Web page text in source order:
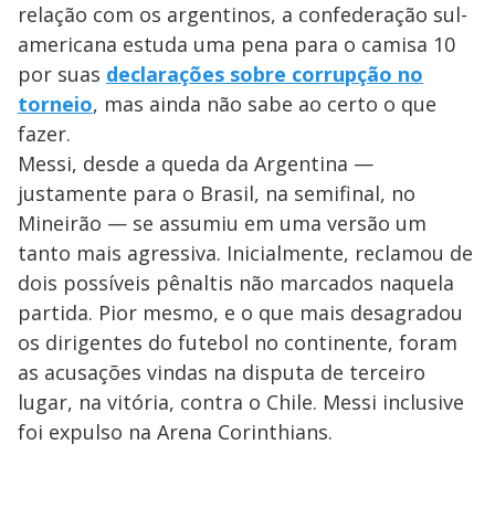
relação com os argentinos, a confederação sul-
americana estuda uma pena para o camisa 10
por suas declarações sobre corrupção no
torneio, mas ainda não sabe ao certo o que
fazer.
Messi, desde a queda da Argentina —
justamente para o Brasil, na semifinal, no
Mineirão — se assumiu em uma versão um
tanto mais agressiva. Inicialmente, reclamou de
dois possíveis pênaltis não marcados naquela
partida. Pior mesmo, e o que mais desagradou
os dirigentes do futebol no continente, foram
as acusações vindas na disputa de terceiro
lugar, na vitória, contra o Chile. Messi inclusive
foi expulso na Arena Corinthians.